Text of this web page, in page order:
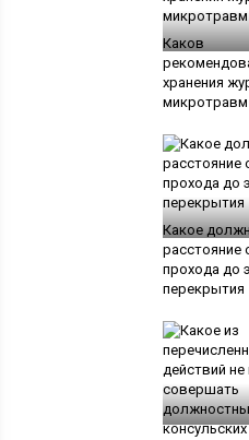
Каков
хранения
микротравм
Какое
расстояние
прохода до
перекрытия